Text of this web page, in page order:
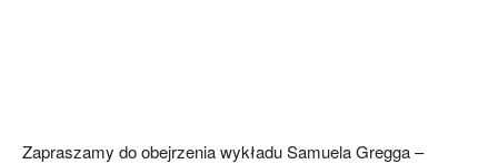
Zapraszamy do obejrzenia wykładu Samuela Gregga –